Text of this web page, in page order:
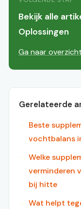
Bekijk alle
Oplossingen
Ga naar
Gerelateerde
Beste
vochtbalans
Welke
verminderen
bij hitte
Wat helpt